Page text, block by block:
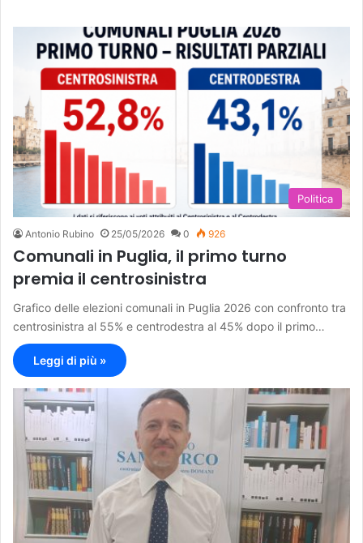
Politica
Antonio Rubino 25/05/2026 0 926
Comunali in Puglia, il primo turno
premia il centrosinistra
Grafico delle elezioni comunali in Puglia 2026 con confronto tra
centrosinistra al 55% e centrodestra al 45% dopo il primo…
Leggi di più »